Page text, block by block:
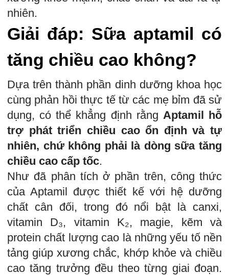
nhiên.
Giải đáp: Sữa aptamil có
tăng chiều cao không?
Dựa trên thành phần dinh dưỡng khoa học
cùng phản hồi thực tế từ các mẹ bỉm đã sử
dụng, có thể khẳng định rằng Aptamil hỗ
trợ phát triển chiều cao ổn định và tự
nhiên, chứ không phải là dòng sữa tăng
chiều cao cấp tốc.
Như đã phân tích ở phần trên, công thức
của Aptamil được thiết kế với hệ dưỡng
chất cân đối, trong đó nổi bật là canxi,
vitamin D₃, vitamin K₂, magie, kẽm và
protein chất lượng cao là những yếu tố nền
tảng giúp xương chắc, khớp khỏe và chiều
cao tăng trưởng đều theo từng giai đoạn.